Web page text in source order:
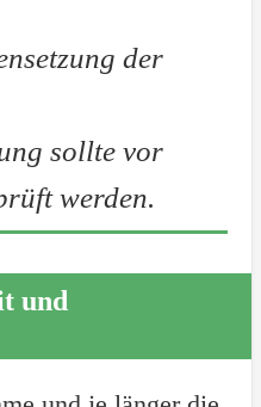
der
sollte vor
werden.
und